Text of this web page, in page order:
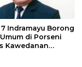
7 Indramayu Borong
di Porseni
Kawedanan